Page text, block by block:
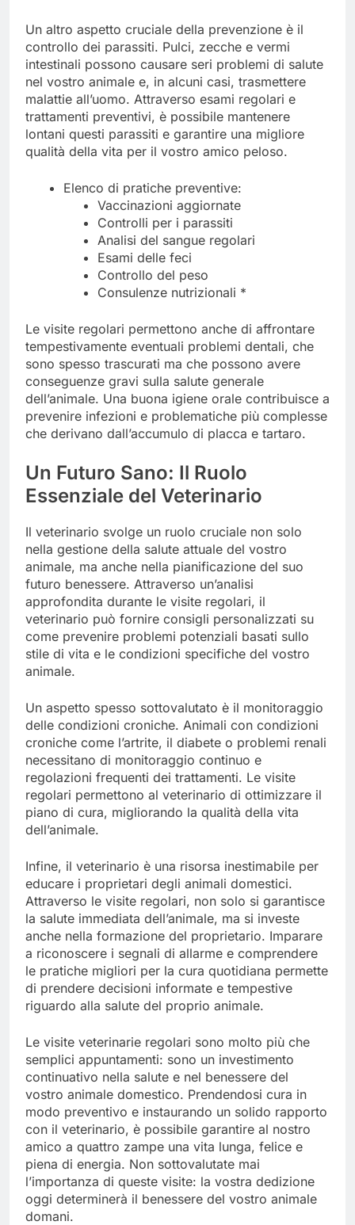
Un altro aspetto cruciale della prevenzione è il
controllo dei parassiti. Pulci, zecche e vermi
intestinali possono causare seri problemi di salute
nel vostro animale e, in alcuni casi, trasmettere
malattie all’uomo. Attraverso esami regolari e
trattamenti preventivi, è possibile mantenere
lontani questi parassiti e garantire una migliore
qualità della vita per il vostro amico peloso.
Elenco di pratiche preventive:
Vaccinazioni aggiornate
Controlli per i parassiti
Analisi del sangue regolari
Esami delle feci
Controllo del peso
Consulenze nutrizionali *
Le visite regolari permettono anche di affrontare
tempestivamente eventuali problemi dentali, che
sono spesso trascurati ma che possono avere
conseguenze gravi sulla salute generale
dell’animale. Una buona igiene orale contribuisce a
prevenire infezioni e problematiche più complesse
che derivano dall’accumulo di placca e tartaro.
Un Futuro Sano: Il Ruolo
Essenziale del Veterinario
Il veterinario svolge un ruolo cruciale non solo
nella gestione della salute attuale del vostro
animale, ma anche nella pianificazione del suo
futuro benessere. Attraverso un’analisi
approfondita durante le visite regolari, il
veterinario può fornire consigli personalizzati su
come prevenire problemi potenziali basati sullo
stile di vita e le condizioni specifiche del vostro
animale.
Un aspetto spesso sottovalutato è il monitoraggio
delle condizioni croniche. Animali con condizioni
croniche come l’artrite, il diabete o problemi renali
necessitano di monitoraggio continuo e
regolazioni frequenti dei trattamenti. Le visite
regolari permettono al veterinario di ottimizzare il
piano di cura, migliorando la qualità della vita
dell’animale.
Infine, il veterinario è una risorsa inestimabile per
educare i proprietari degli animali domestici.
Attraverso le visite regolari, non solo si garantisce
la salute immediata dell’animale, ma si investe
anche nella formazione del proprietario. Imparare
a riconoscere i segnali di allarme e comprendere
le pratiche migliori per la cura quotidiana permette
di prendere decisioni informate e tempestive
riguardo alla salute del proprio animale.
Le visite veterinarie regolari sono molto più che
semplici appuntamenti: sono un investimento
continuativo nella salute e nel benessere del
vostro animale domestico. Prendendosi cura in
modo preventivo e instaurando un solido rapporto
con il veterinario, è possibile garantire al nostro
amico a quattro zampe una vita lunga, felice e
piena di energia. Non sottovalutate mai
l’importanza di queste visite: la vostra dedizione
oggi determinerà il benessere del vostro animale
domani.